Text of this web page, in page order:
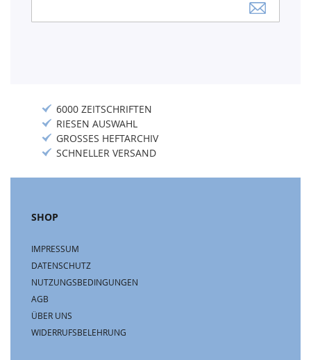
Newsletter:
6000 ZEITSCHRIFTEN
RIESEN AUSWAHL
GROSSES HEFTARCHIV
SCHNELLER VERSAND
SHOP
IMPRESSUM
DATENSCHUTZ
NUTZUNGSBEDINGUNGEN
AGB
ÜBER UNS
WIDERRUFSBELEHRUNG